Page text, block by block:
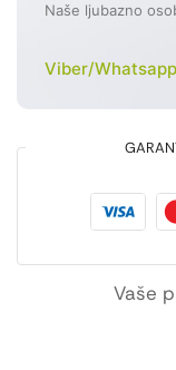
Naše ljubazno
Viber/
Vaše